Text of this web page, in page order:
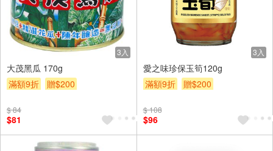
3入
大茂黑瓜 170g
滿額9折
贈$200
$ 84
$81
3入
愛之味珍保玉筍120g
滿額9折
贈$200
$ 108
$96